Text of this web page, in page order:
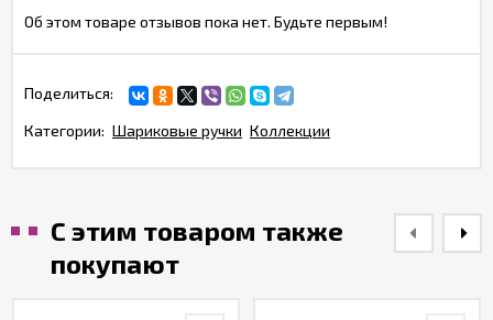
Об этом товаре отзывов пока нет. Будьте первым!
Поделиться:
Категории: Шариковые ручки Коллекции
С этим товаром также
покупают